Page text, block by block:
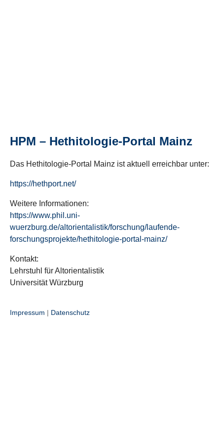
HPM – Hethitologie-Portal Mainz
Das Hethitologie-Portal Mainz ist aktuell erreichbar unter:
https://hethport.net/
Weitere Informationen:
https://www.phil.uni-
wuerzburg.de/altorientalistik/forschung/laufende-
forschungsprojekte/hethitologie-portal-mainz/
Kontakt:
Lehrstuhl für Altorientalistik
Universität Würzburg
Impressum | Datenschutz